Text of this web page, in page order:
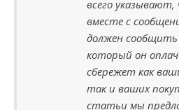
всего
вместе с
должен сообщить
который он
сбережет как
так и ваших
статьи мы